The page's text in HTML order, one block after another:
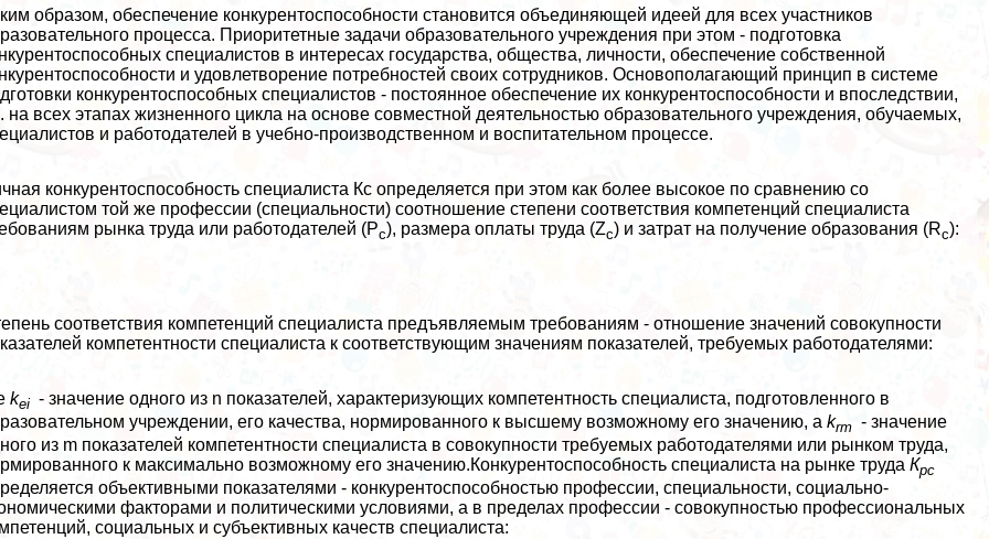
образом, обеспечение конкурентоспособности становится объединяющей идеей для всех участников
процесса. Приоритетные задачи образовательного учреждения при этом - подготовка
специалистов в интересах государства, общества, личности, обеспечение собственной
и удовлетворение потребностей своих сотрудников. Основополагающий принцип в системе
конкурентоспособных специалистов - постоянное обеспечение их конкурентоспособности и впоследствии,
на всех этапах жизненного цикла на основе совместной деятельностью образовательного учреждения, обучаемых,
и работодателей в учебно-производственном и воспитательном процессе.
конкурентоспособность специалиста Кс определяется при этом как более высокое по сравнению со
той же профессии (специальности) соотношение степени соответствия компетенций специалиста
рынка труда или работодателей (Pс), размера оплаты труда (Zс) и затрат на получение образования (Rс):
соответствия компетенций специалиста предъявляемым требованиям - отношение значений совокупности
компетентности специалиста к соответствующим значениям показателей, требуемых работодателями:
kei - значение одного из n показателей, хаpaктеризующих компетентность специалиста, подготовленного в
учреждении, его качества, нормированного к высшему возможному его значению, аkrm - значение
из m показателей компетентности специалиста в совокупности требуемых работодателями или рынком труда,
к максимально возможному его значению.Конкурентоспособность специалиста на рынке трудаКpc
объективными показателями - конкурентоспособностью профессии, специальности, социально-
факторами и политическими условиями, а в пределах профессии - совокупностью профессиональных
социальных и субъективных качеств специалиста: